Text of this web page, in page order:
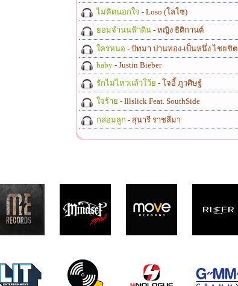
ไม่คิดนอกใจ - Loso (โลโซ)
ยอมจำนนฟ้าดิน - หญิง ธิติกานต์
ใครหนอ - ปัทมา ปานทอง-เป็นหนึ่ง ไชยชิต
baby - Justin Bieber
รักไม่ไหวแล้วโว้ย - โจอี้ ภูวศิษฐ์
ใจร้าย - Illslick Feat. SouthSide
กล่อมลูก - สุนารี ราชสีมา